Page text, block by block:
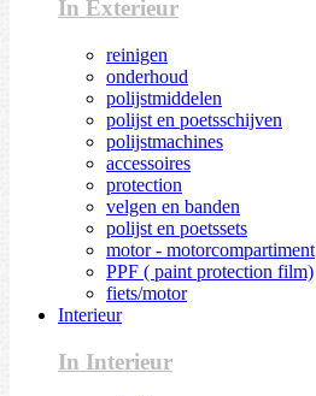
In Exterieur
reinigen
onderhoud
polijstmiddelen
polijst en poetsschijven
polijstmachines
accessoires
protection
velgen en banden
polijst en poetssets
motor - motorcompartiment
PPF ( paint protection film)
fiets/motor
Interieur
In Interieur